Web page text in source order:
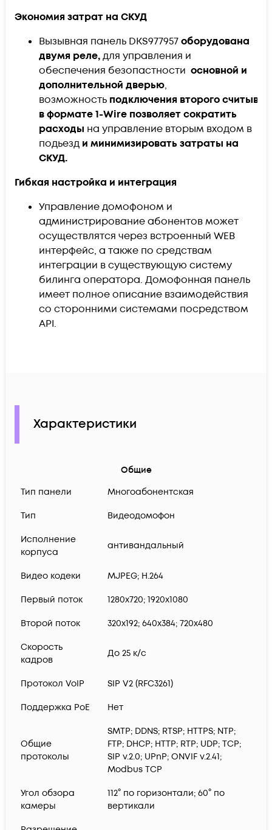
Экономия затрат на СКУД
Вызывная панель DKS977957оборудована
двумя реле,для управления и
обеспечения безопастности основной и
дополнительной дверью,
возможность подключения второго
в формате 1-Wire позволяет сократить
расходы на управление вторым входом в
подьезд и минимизировать затраты на
СКУД.
Гибкая настройка и интеграция
Управление домофоном и
администрирование абонентов может
осуществлятся через встроенный WEB
интерфейс, а также по средствам
интеграции в существующую систему
билинга оператора. Домофонная панель
имеет полное описание взаимодействия
со сторонними системами посредством
API.
Характеристики
Общие
Тип панели
Многоабонентская
Тип Видеодомофон
Исполнение
корпуса
антивандальный
Видео кодеки MJPEG; H.264
Первый поток 1280x720; 1920x1080
Второй поток 320x192; 640x384; 720х480
Скорость
кадров
До 25 к/с
Протокол VoIP SIP V2 (RFC3261)
Поддержка PoE Нет
Общие
протоколы
SMTP; DDNS; RTSP; HTTPS; NTP;
FTP; DHCP; HTTP; RTP; UDP; TCP;
SIP v.2.0; UPnP; ONVIF v.2.41;
Modbus TCP
Угол обзора
камеры
112° по горизонтали; 60° по
вертикали